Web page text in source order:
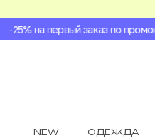
-25% на первый заказ по
NEW ОДЕЖДА